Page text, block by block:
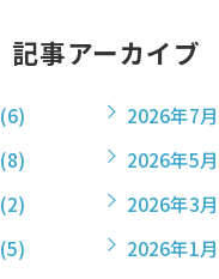
記事アーカイブ
(6) 2026年7月
(8) 2026年5月
(2) 2026年3月
(5) 2026年1月